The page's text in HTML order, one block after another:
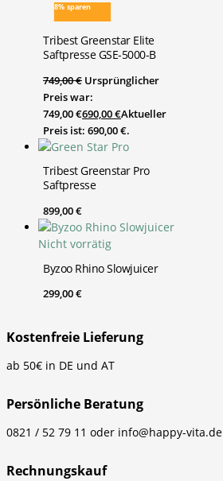
8% sparen
Tribest Greenstar Elite
Saftpresse GSE-5000-B
749,00€ Ursprünglicher
Preis war:
749,00 €690,00€Aktueller
Preis ist: 690,00 €.
Tribest Greenstar Pro
Saftpresse
899,00€
Nicht vorrätig
Byzoo Rhino Slowjuicer
299,00€
Kostenfreie Lieferung
ab 50€ in DE und AT
Persönliche Beratung
0821 / 52 79 11 oder info@happy-vita.de
Rechnungskauf